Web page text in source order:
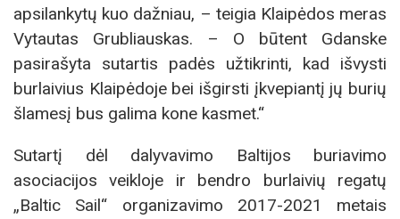
apsilankytų kuo dažniau, – teigia Klaipėdos meras
Vytautas Grubliauskas. – O būtent Gdanske
pasirašyta sutartis padės užtikrinti, kad išvysti
burlaivius Klaipėdoje bei išgirsti įkvepiantį jų burių
šlamesį bus galima kone kasmet.“
Sutartį dėl dalyvavimo Baltijos buriavimo
asociacijos veikloje ir bendro burlaivių regatų
„Baltic Sail“ organizavimo 2017-2021 metais